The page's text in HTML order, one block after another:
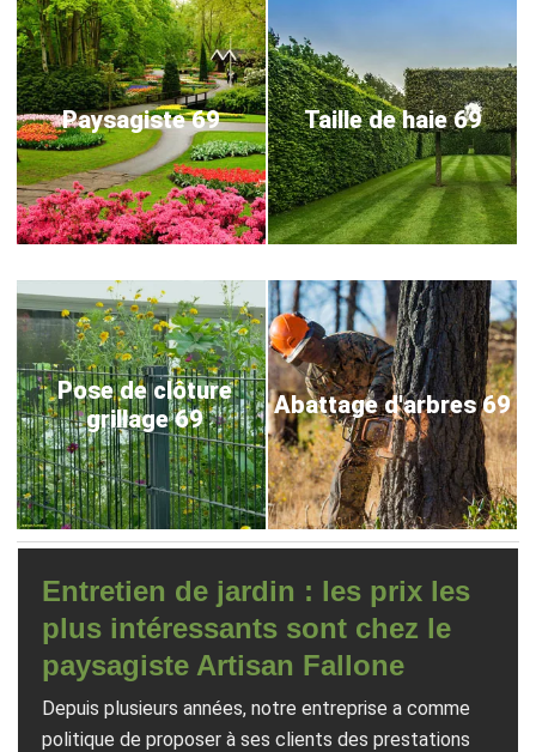
Paysagiste 69 Taille de haie 69
Pose de clôture
grillage 69
Abattage d'arbres 69
Entretien de jardin : les prix les
plus intéressants sont chez le
paysagiste Artisan Fallone
Depuis plusieurs années, notre entreprise a comme
politique de proposer à ses clients des prestations